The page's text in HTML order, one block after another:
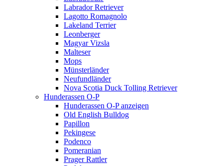
Labrador Retriever
Lagotto Romagnolo
Lakeland Terrier
Leonberger
Magyar Vizsla
Malteser
Mops
Münsterländer
Neufundländer
Nova Scotia Duck Tolling Retriever
Hunderassen O-P
Hunderassen O-P anzeigen
Old English Bulldog
Papillon
Pekingese
Podenco
Pomeranian
Prager Rattler